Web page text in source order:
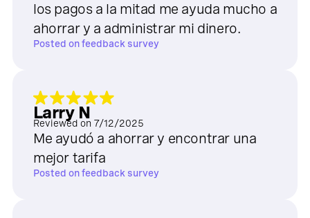
los pagos a la mitad me ayuda mucho a
ahorrar y a administrar mi dinero.
Posted onfeedback survey
Larry N
Reviewed on 7/12/2025
Me ayudó a ahorrar y encontrar una
mejor tarifa
Posted onfeedback survey